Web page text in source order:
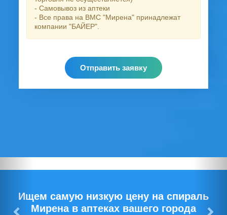
- Самовывоз из аптеки
- Все права на ВМС "Мирена" принадлежат
компании "БАЙЕР".
Отправить заявку
Ищем самую низкую цену на спираль
Мирена в аптеках вашего города